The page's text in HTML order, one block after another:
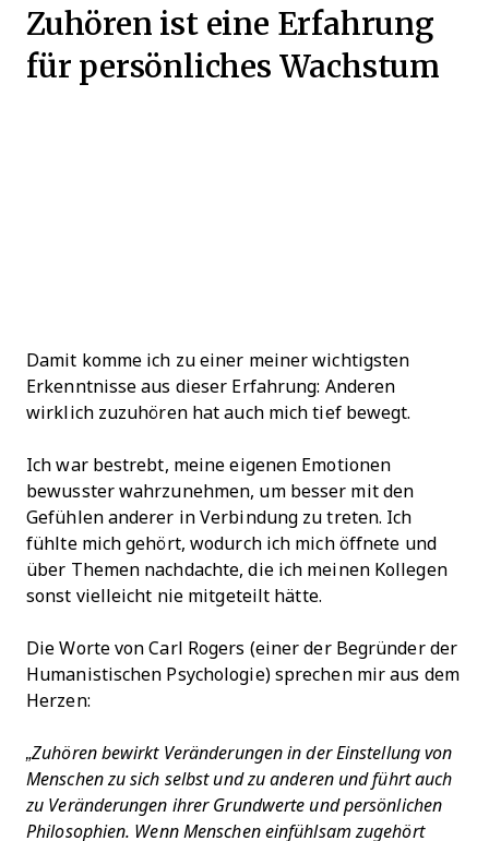
Zuhören ist eine Erfahrung
für persönliches Wachstum
Damit komme ich zu einer meiner wichtigsten
Erkenntnisse aus dieser Erfahrung: Anderen
wirklich zuzuhören hat auch mich tief bewegt.
Ich war bestrebt, meine eigenen Emotionen
bewusster wahrzunehmen, um besser mit den
Gefühlen anderer in Verbindung zu treten. Ich
fühlte mich gehört, wodurch ich mich öffnete und
über Themen nachdachte, die ich meinen Kollegen
sonst vielleicht nie mitgeteilt hätte.
Die Worte von Carl Rogers (einer der Begründer der
Humanistischen Psychologie) sprechen mir aus dem
Herzen:
„Zuhören bewirkt Veränderungen in der Einstellung von
Menschen zu sich selbst und zu anderen und führt auch
zu Veränderungen ihrer Grundwerte und persönlichen
Philosophien. Wenn Menschen einfühlsam zugehört